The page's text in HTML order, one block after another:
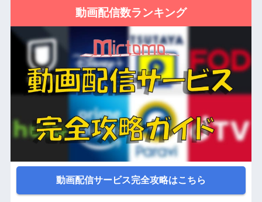
動画配信数ランキング
動画配信サービス完全攻略はこちら